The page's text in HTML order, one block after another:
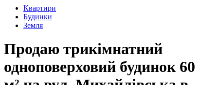
Квартири
Будинки
Земля
Продаю трикімнатний
одноповерховий будинок 60